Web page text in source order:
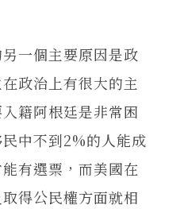
一個主要原因是政
政治上有很大的主
籍阿根廷是非常困
中不到2%的人能成
有選票，而美國在
得公民權方面就相